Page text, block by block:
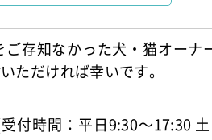
存知なかった犬・猫オーナ
ただければ幸いです。
付時間：平日9:30～17:30